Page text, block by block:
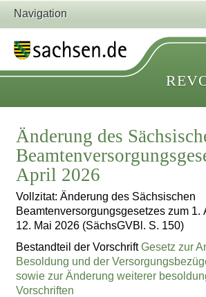
Navigation
Änderung des
April 2026
Vollzitat: Änderung des Sächsischen
Beamtenversorgungsgesetzes zum 1.
12. Mai 2026 (SächsGVBl. S. 150)
Bestandteil der VorschriftGesetz zur
Besoldung und der
sowie zur Änderung weiterer
Vorschriften